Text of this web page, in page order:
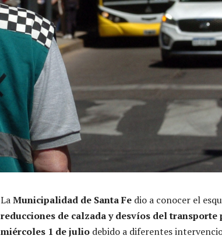
LaMunicipalidad de Santa Fe dio a conocer el
reducciones de calzada y desvíos del transporte
miércoles 1 de julio debido a diferentes